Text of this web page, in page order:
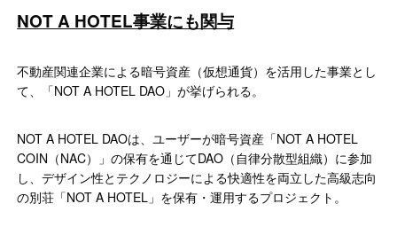
NOT A HOTEL事業にも関与
不動産関連企業による暗号資産（仮想通貨）を活用した事業とし
て、「NOT A HOTEL DAO」が挙げられる。
NOT A HOTEL DAOは、ユーザーが暗号資産「NOT A HOTEL
COIN（NAC）」の保有を通じてDAO（自律分散型組織）に参加
し、デザイン性とテクノロジーによる快適性を両立した高級志向
の別荘「NOT A HOTEL」を保有・運用するプロジェクト。